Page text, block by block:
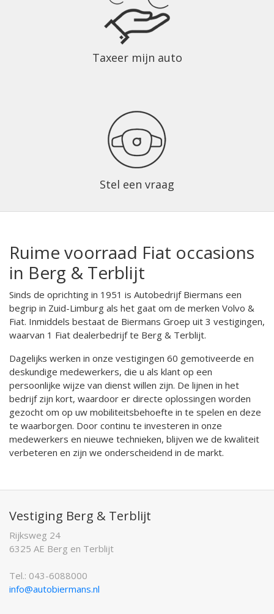
Taxeer mijn auto
Stel een vraag
Ruime voorraad Fiat occasions
in Berg & Terblijt
Sinds de oprichting in 1951 is Autobedrijf Biermans een
begrip in Zuid-Limburg als het gaat om de merken Volvo &
Fiat. Inmiddels bestaat de Biermans Groep uit 3 vestigingen,
waarvan 1 Fiat dealerbedrijf te Berg & Terblijt.
Dagelijks werken in onze vestigingen 60 gemotiveerde en
deskundige medewerkers, die u als klant op een
persoonlijke wijze van dienst willen zijn. De lijnen in het
bedrijf zijn kort, waardoor er directe oplossingen worden
gezocht om op uw mobiliteitsbehoefte in te spelen en deze
te waarborgen. Door continu te investeren in onze
medewerkers en nieuwe technieken, blijven we de kwaliteit
verbeteren en zijn we onderscheidend in de markt.
Vestiging Berg & Terblijt
Rijksweg 24
6325 AE Berg en Terblijt
Tel.: 043-6088000
info@autobiermans.nl